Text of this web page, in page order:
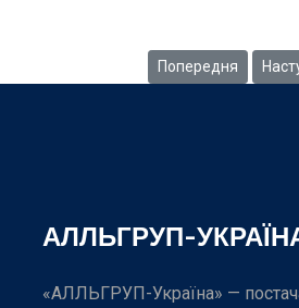
Попередня стаття:
Попередня
АЛЛЬГРУП-
«АЛЛЬГРУП-Україна» —